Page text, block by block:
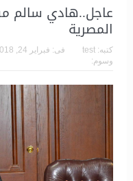
عاجل..هادي سالم
المصرية
كتبه: test فى: فبراير 24, 2018
وسوم: